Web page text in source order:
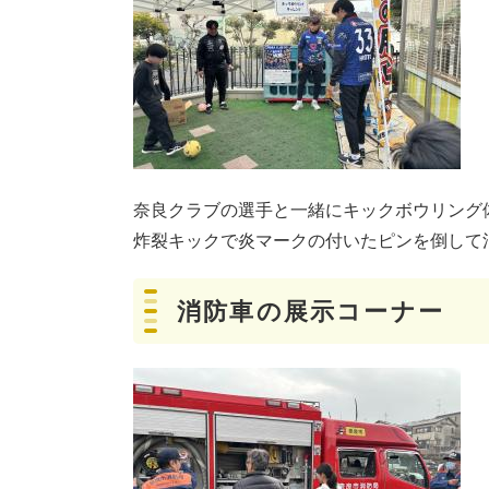
奈良クラブの選手と一緒にキックボウリング
炸裂キックで炎マークの付いたピンを倒して
消防車の展示コーナー